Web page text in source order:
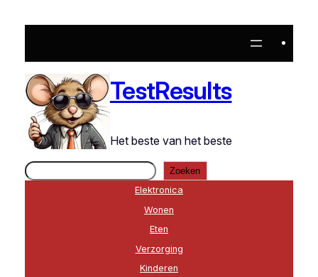
naar
inhoud
TestResults
Het beste van het beste
Zoeken
Zoeken
Elektronica
Wonen
Eten
Verzorging
Kinderen